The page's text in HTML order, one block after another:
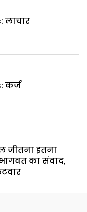
लाचार
कर्ज
जीतना इतना
का संवाद,